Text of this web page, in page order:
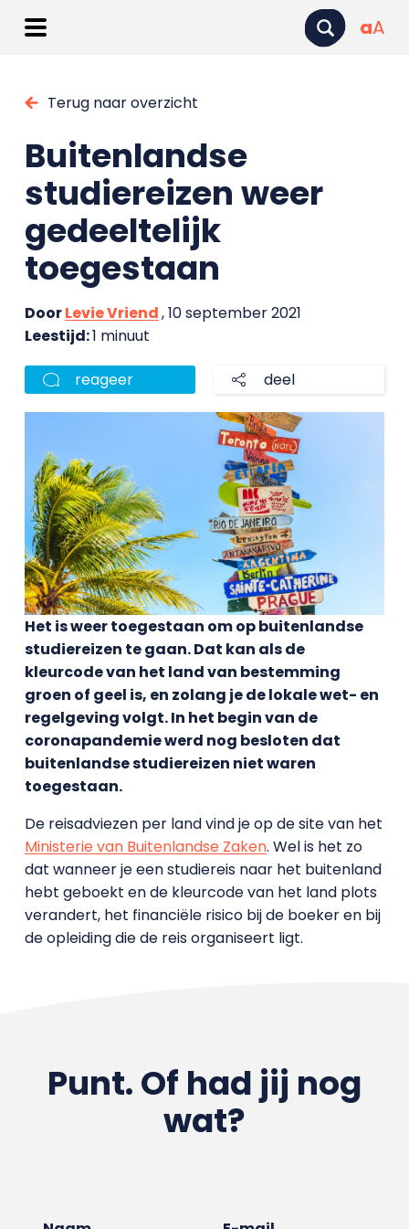
aA
Terug naar overzicht
Buitenlandse
studiereizen weer
gedeeltelijk
toegestaan
DoorLevie Vriend, 10 september 2021
Leestijd:1 minuut
reageer deel
Het is weer toegestaan om op buitenlandse
studiereizen te gaan. Dat kan als de
kleurcode van het land van bestemming
groen of geel is, en zolang je de lokale wet- en
regelgeving volgt. In het begin van de
coronapandemie werd nog besloten dat
buitenlandse studiereizen niet waren
toegestaan.
De reisadviezen per land vind je op de site van het
Ministerie van Buitenlandse Zaken. Wel is het zo
dat wanneer je een studiereis naar het buitenland
hebt geboekt en de kleurcode van het land plots
verandert, het financiële risico bij de boeker en bij
de opleiding die de reis organiseert ligt.
Punt. Of had jij nog
wat?